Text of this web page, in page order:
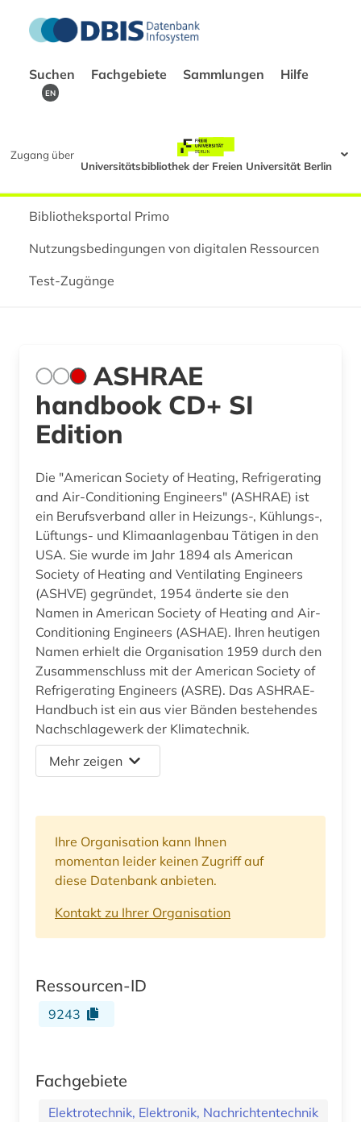
Suchen Fachgebiete Sammlungen Hilfe
EN
Zugang über
Universitätsbibliothek der Freien Universität Berlin
Bibliotheksportal Primo
Nutzungsbedingungen von digitalen Ressourcen
Test-Zugänge
ASHRAE
handbook CD+ SI
Edition
Die "American Society of Heating, Refrigerating
and Air-Conditioning Engineers" (ASHRAE) ist
ein Berufsverband aller in Heizungs-, Kühlungs-,
Lüftungs- und Klimaanlagenbau Tätigen in den
USA. Sie wurde im Jahr 1894 als American
Society of Heating and Ventilating Engineers
(ASHVE) gegründet, 1954 änderte sie den
Namen in American Society of Heating and Air-
Conditioning Engineers (ASHAE). Ihren heutigen
Namen erhielt die Organisation 1959 durch den
Zusammenschluss mit der American Society of
Refrigerating Engineers (ASRE). Das ASHRAE-
Handbuch ist ein aus vier Bänden bestehendes
Nachschlagewerk der Klimatechnik.
Mehr zeigen
Ihre Organisation kann Ihnen
momentan leider keinen Zugriff auf
diese Datenbank anbieten.
Kontakt zu Ihrer Organisation
Ressourcen-ID
9243
Fachgebiete
Elektrotechnik, Elektronik, Nachrichtentechnik